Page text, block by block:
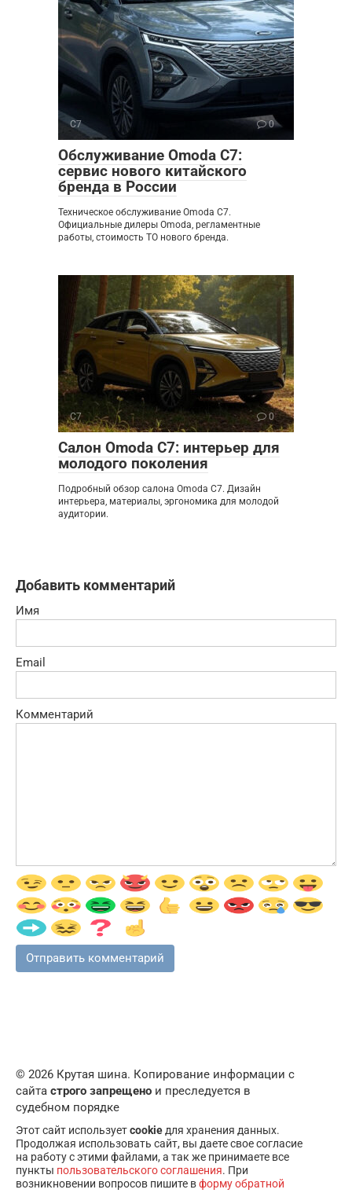
C7 0
Обслуживание Omoda C7:
сервис нового китайского
бренда в России
Техническое обслуживание Omoda C7.
Официальные дилеры Omoda, регламентные
работы, стоимость ТО нового бренда.
C7 0
Салон Omoda C7: интерьер для
молодого поколения
Подробный обзор салона Omoda C7. Дизайн
интерьера, материалы, эргономика для молодой
аудитории.
Добавить комментарий
Имя
Email
Комментарий
© 2026 Крутая шина. Копирование информации с
сайта строго запрещено и преследуется в
судебном порядке
Этот сайт используетcookie для хранения данных.
Продолжая использовать сайт, вы даете свое согласие
на работу с этими файлами, а так же принимаете все
пункты пользовательского соглашения. При
возникновении вопросов пишите вформу обратной